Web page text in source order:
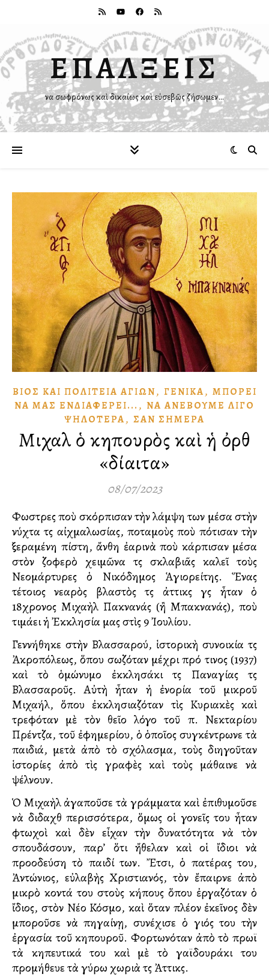
ΕΠΑΛΞΕΙΣ
Ἵνα σωφρόνως καὶ δικαίως καὶ εὐσεβῶς ζήσωμεν…
ΒΊΟΣ ΚΑῚ ΠΟΛΙΤΕΊΑ ἉΓΊΩΝ, ΓΕΝΙΚΆ, ΜΠΟΡΕΙ͂
ΝᾺ ΜΑ͂Σ ἘΝΔΙΑΦΈΡΕΙ... , ΝᾺ ἈΝΕΒΟΥ͂ΜΕ ΛΊΓΟ
ΨΗΛΌΤΕΡΑ, ΣᾺΝ ΣΉΜΕΡΑ
Μιχαὴλ ὁ κηπουρὸς καὶ ἡ ὀρθὴ
«δίαιτα»
08/07/2023
Φωστῆρες ποὺ σκόρπισαν τὴν λάμψη των μέσα στὴν
νύχτα τῆς αἰχμαλωσίας, ποταμοὺς ποὺ πότισαν τὴν
ξεραμένη πίστη, ἄνθη ἐαρινὰ ποὺ κάρπισαν μέσα
στὸν ζοφερὸ χειμῶνα τῆς σκλαβιᾶς καλεῖ τοὺς
Νεομάρτυρες ὁ Νικόδημος Ἁγιορείτης. Ἕνας
τέτοιος νεαρὸς βλαστὸς τῆς ἀττικῆς γῆς ἦταν ὁ
18χρονος Μιχαὴλ Πακνανάς (ἢ Μπακνανάς), ποὺ
τιμάει ἡ Ἐκκλησία μας στὶς 9 Ἰουλίου.
Γεννήθηκε στὴν Βλασσαρού, ἱστορικὴ συνοικία τῆς
Ἀκροπόλεως, ὅπου σωζόταν μέχρι πρό τινος (1937)
καὶ τὸ ὁμώνυμο ἐκκλησάκι τῆς Παναγίας τῆς
Βλασσαροῦς. Αὐτὴ ἦταν ἡ ἐνορία τοῦ μικροῦ
Μιχαήλ, ὅπου ἐκκλησιαζόταν τὶς Κυριακὲς καὶ
τρεφόταν μὲ τὸν θεῖο λόγο τοῦ π. Νεκταρίου
Πρέντζα, τοῦ ἐφημερίου, ὁ ὁποῖος συγκέντρωνε τὰ
παιδιά, μετὰ ἀπὸ τὸ σχόλασμα, τοὺς διηγοῦταν
ἱστορίες ἀπὸ τὶς γραφὲς καὶ τοὺς μάθαινε νὰ
ψέλνουν.
Ὁ Μιχαὴλ ἀγαποῦσε τὰ γράμματα καὶ ἐπιθυμοῦσε
νὰ διδαχθῆ περισσότερα, ὅμως οἱ γονεῖς του ἦταν
φτωχοὶ καὶ δὲν εἶχαν τὴν δυνατότητα νὰ τὸν
σπουδάσουν, παρ’ ὅτι ἤθελαν καὶ οἱ ἴδιοι νὰ
προοδεύση τὸ παιδί των. Ἔτσι, ὁ πατέρας του,
Ἀντώνιος, εὐλαβὴς Χριστιανός, τὸν ἔπαιρνε ἀπὸ
μικρὸ κοντά του στοὺς κήπους ὅπου ἐργαζόταν ὁ
ἴδιος, στὸν Νέο Κόσμο, καὶ ὅταν πλέον ἐκεῖνος δὲν
μποροῦσε νὰ πηγαίνῃ, συνέχισε ὁ γιός του τὴν
ἐργασία τοῦ κηπουροῦ. Φορτωνόταν ἀπὸ τὸ πρωϊ
τὰ κηπευτικά του καὶ μὲ τὸ γαϊδουράκι του
προμήθευε τὰ γύρω χωριὰ τῆς Ἀττικῆς.